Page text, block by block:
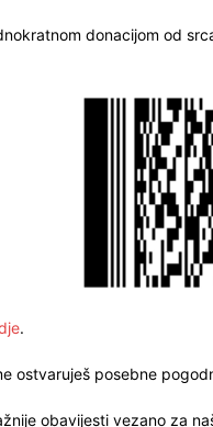
donacijom od
.
ostvaruješ posebne
obavijesti vezano za